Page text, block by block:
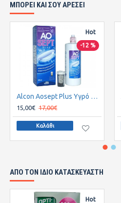
ΜΠΟΡΕΙ ΚΑΙ ΣΟΥ ΑΡΕΣΕΙ
Hot
-12 %
Alcon Aosept Plus Υγρό Φακών Επαφής 360ml
15,00€ 17,00€
Καλάθι
ΑΠΌ ΤΟΝ ΊΔΙΟ ΚΑΤΑΣΚΕΥΑΣΤΉ
Hot